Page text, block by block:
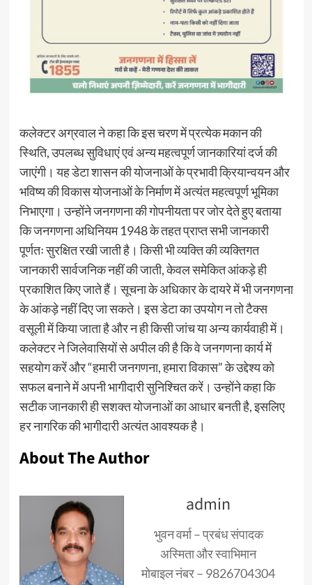
कलेक्टर अग्रवाल ने कहा कि इस चरण में प्रत्येक मकान की
स्थिति, उपलब्ध सुविधाएं एवं अन्य महत्वपूर्ण जानकारियां दर्ज की
जाएंगी। यह डेटा शासन की योजनाओं के प्रभावी क्रियान्वयन और
भविष्य की विकास योजनाओं के निर्माण में अत्यंत महत्वपूर्ण भूमिका
निभाएगा। उन्होंने जनगणना की गोपनीयता पर जोर देते हुए बताया
कि जनगणना अधिनियम 1948 के तहत प्राप्त सभी जानकारी
पूर्णतः सुरक्षित रखी जाती है। किसी भी व्यक्ति की व्यक्तिगत
जानकारी सार्वजनिक नहीं की जाती, केवल समेकित आंकड़े ही
प्रकाशित किए जाते हैं। सूचना के अधिकार के दायरे में भी जनगणना
के आंकड़े नहीं दिए जा सकते। इस डेटा का उपयोग न तो टैक्स
वसूली में किया जाता है और न ही किसी जांच या अन्य कार्यवाही में।
कलेक्टर ने जिलेवासियों से अपील की है कि वे जनगणना कार्य में
सहयोग करें और “हमारी जनगणना, हमारा विकास” के उद्देश्य को
सफल बनाने में अपनी भागीदारी सुनिश्चित करें। उन्होंने कहा कि
सटीक जानकारी ही सशक्त योजनाओं का आधार बनती है, इसलिए
हर नागरिक की भागीदारी अत्यंत आवश्यक है।
About The Author
admin
भुवन वर्मा – प्रबंध संपादक
अस्मिता और स्वाभिमान
मोबाइल नंबर – 9826704304